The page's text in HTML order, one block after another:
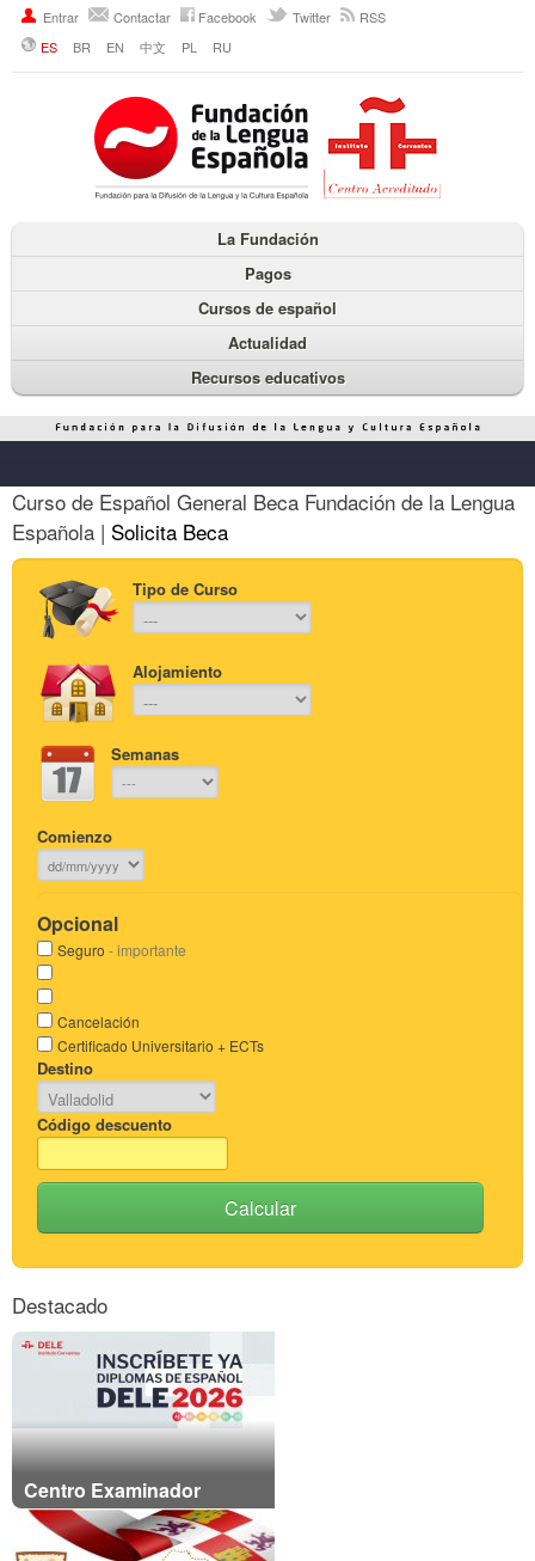
Entrar Contactar Facebook Twitter
RSS
ES
BR EN 中文 PL RU
La Fundación
Pagos
Cursos de español
Actualidad
Recursos educativos
Curso de Español General Beca Fundación de la Lengua
Española | Solicita Beca
Tipo de Curso
Alojamiento
Semanas
Comienzo
Opcional
Seguro - importante
Cancelación
Certificado Universitario + ECTs
Destino
Código descuento
Calcular
Destacado
Centro Examinador